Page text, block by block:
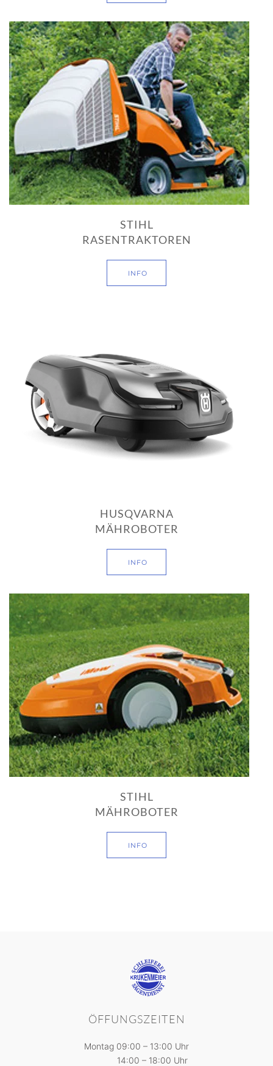
STIHL
RASENTRAKTOREN
INFO
HUSQVARNA
MÄHROBOTER
INFO
STIHL
MÄHROBOTER
INFO
ÖFFUNGSZEITEN
Montag 09:00 – 13:00 Uhr
14:00 – 18:00 Uhr